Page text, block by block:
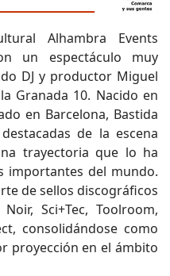
Alhambra Events
un espectáculo muy
DJ y productor Miguel
Granada 10. Nacido en
en Barcelona, Bastida
de la escena
trayectoria que lo ha
importantes del mundo.
de sellos discográficos
Sci+Tec, Toolroom,
consolidándose como
proyección en el ámbito